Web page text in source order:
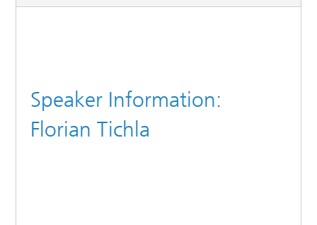
Speaker Information:
Florian Tichla